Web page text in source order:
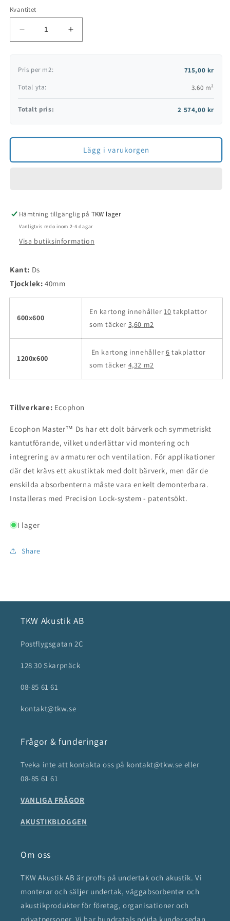
Kvantitet
Minska
kvantitet
Master
Ds
Öka
kvantitet
Pris per m2:
715,00 kr
Total yta:
3.60 m²
Totalt pris: 2 574,00 kr
Lägg i varukorgen
Hämtning tillgänglig på TKW lager
Vanligtvis redo inom 2-4 dagar
Visa butiksinformation
Kant: Ds
Tjocklek: 40mm
600x600
En kartong innehåller10 takplattor
som täcker 3,60 m2
1200x600
En kartong innehåller 6 takplattor
som täcker 4,32 m2
Tillverkare: Ecophon
Ecophon Master™ Ds har ett dolt bärverk och symmetriskt
kantutförande, vilket underlättar vid montering och
integrering av armaturer och ventilation. För applikationer
där det krävs ett akustiktak med dolt bärverk, men där de
enskilda absorbenterna måste vara enkelt demonterbara.
Installeras med Precision Lock-system - patentsökt.
I lager
Share
TKW Akustik AB
Postflygsgatan 2C
128 30 Skarpnäck
08-85 61 61
kontakt@tkw.se
Frågor & funderingar
Tveka inte att kontakta oss på kontakt@tkw.se eller
08-85 61 61
VANLIGA FRÅGOR
AKUSTIKBLOGGEN
Om oss
TKW Akustik AB är proffs på undertak och akustik. Vi
monterar och säljer undertak, väggabsorbenter och
akustikprodukter för företag, organisationer och